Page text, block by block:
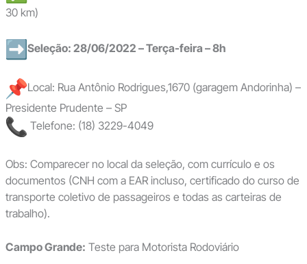
30 km)
Seleção: 28/06/2022 – Terça-feira – 8h
Local: Rua Antônio Rodrigues,1670 (garagem Andorinha) –
Presidente Prudente – SP
Telefone: (18) 3229-4049
Obs: Comparecer no local da seleção, com currículo e os
documentos (CNH com a EAR incluso, certificado do curso de
transporte coletivo de passageiros e todas as carteiras de
trabalho).
Campo Grande: Teste para Motorista Rodoviário